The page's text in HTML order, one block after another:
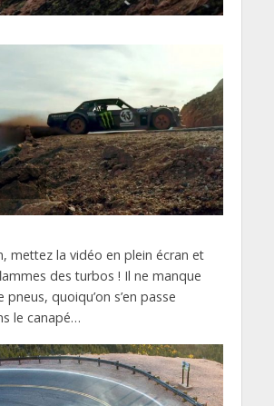
mettez la vidéo en plein écran et
des turbos ! Il ne manque
pneus, quoiqu’on s’en passe
le canapé…